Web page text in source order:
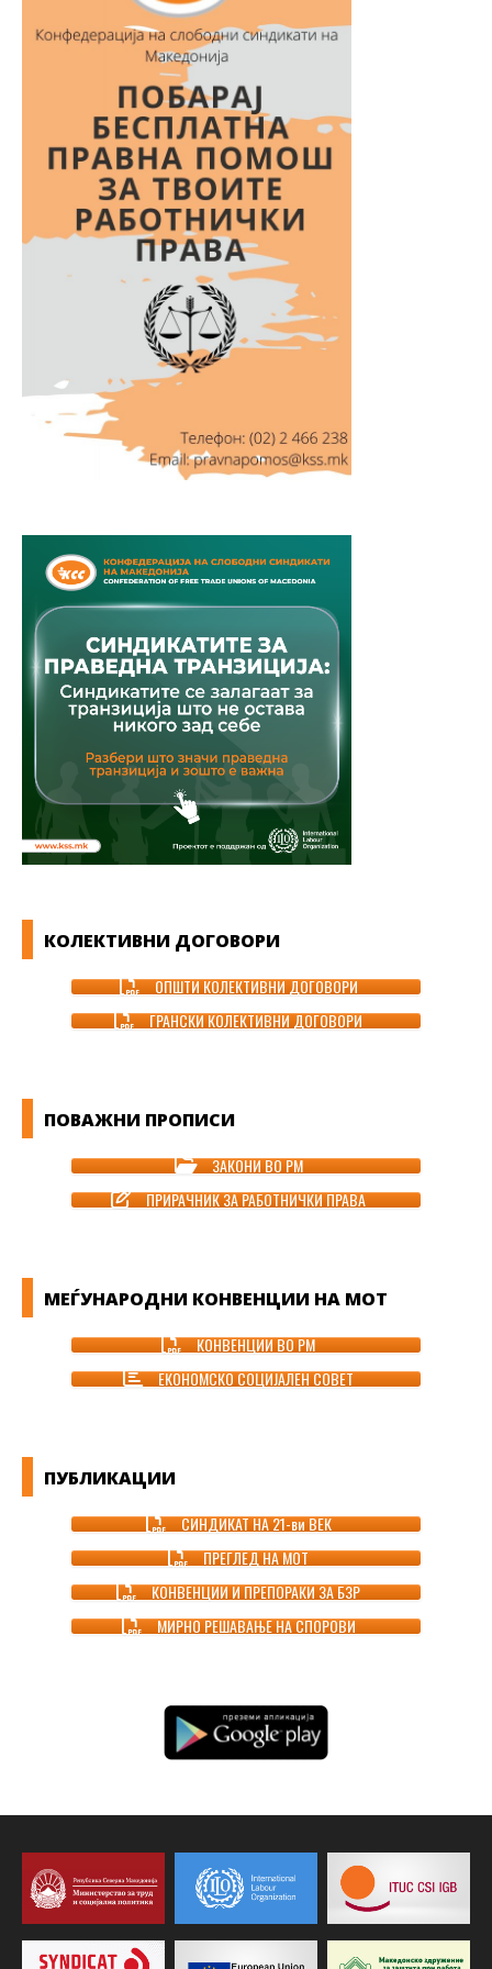
КОЛЕКТИВНИ ДОГОВОРИ
ОПШТИ КОЛЕКТИВНИ ДОГОВОРИ
ГРАНСКИ КОЛЕКТИВНИ ДОГОВОРИ
ПОВАЖНИ ПРОПИСИ
ЗАКОНИ ВО РМ
ПРИРАЧНИК ЗА РАБОТНИЧКИ ПРАВА
МЕЃУНАРОДНИ КОНВЕНЦИИ НА МОТ
КОНВЕНЦИИ ВО РМ
ЕКОНОМСКО СОЦИЈАЛЕН СОВЕТ
ПУБЛИКАЦИИ
СИНДИКАТ НА 21-ви ВЕК
ПРЕГЛЕД НА МОТ
КОНВЕНЦИИ И ПРЕПОРАКИ ЗА БЗР
МИРНО РЕШАВАЊЕ НА СПОРОВИ